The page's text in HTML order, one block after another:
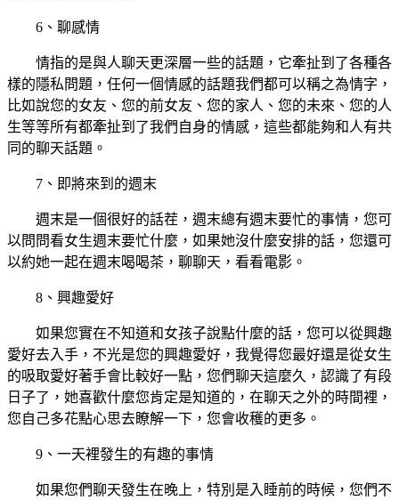
6、聊感情
情指的是與人聊天更深層一些的話題，它牽扯到了各種各
樣的隱私問題，任何一個情感的話題我們都可以稱之為情字，
比如說您的女友、您的前女友、您的家人、您的未來、您的人
生等等所有都牽扯到了我們自身的情感，這些都能夠和人有共
同的聊天話題。
7、即將來到的週末
週末是一個很好的話茬，週末總有週末要忙的事情，您可
以問問看女生週末要忙什麼，如果她沒什麼安排的話，您還可
以約她一起在週末喝喝茶，聊聊天，看看電影。
8、興趣愛好
如果您實在不知道和女孩子說點什麼的話，您可以從興趣
愛好去入手，不光是您的興趣愛好，我覺得您最好還是從女生
的吸取愛好著手會比較好一點，您們聊天這麼久，認識了有段
日子了，她喜歡什麼您肯定是知道的，在聊天之外的時間裡，
您自己多花點心思去瞭解一下，您會收穫的更多。
9、一天裡發生的有趣的事情
如果您們聊天發生在晚上，特別是入睡前的時候，您們不